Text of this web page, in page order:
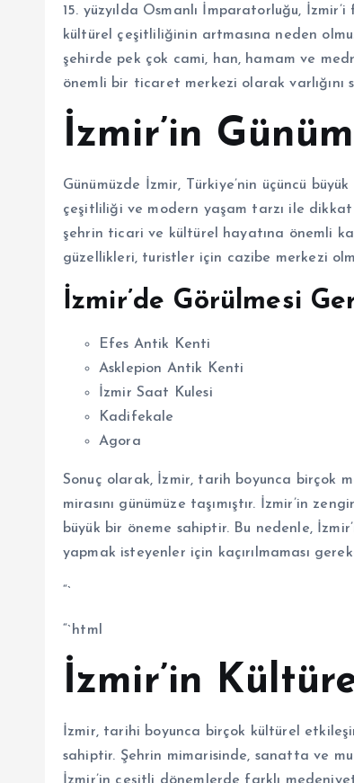
15. yüzyılda Osmanlı İmparatorluğu,
kültürel çeşitliliğinin artmasına neden
şehirde pek çok cami, han, hamam ve
önemli bir ticaret merkezi olarak varlığını
İzmir’in
Günümüzde İzmir, Türkiye’nin üçüncü
çeşitliliği ve modern yaşam tarzı ile
şehrin ticari ve kültürel hayatına önemli
güzellikleri, turistler için cazibe merkezi
İzmir’de Görülmesi
Efes Antik Kenti
Asklepion Antik Kenti
İzmir Saat Kulesi
Kadifekale
Agora
Sonuç olarak, İzmir, tarih boyunca birçok
mirasını günümüze taşımıştır. İzmir’in
büyük bir öneme sahiptir. Bu nedenle,
yapmak isteyenler için kaçırılmaması
“`
“`html
İzmir’in
İzmir, tarihi boyunca birçok kültürel
sahiptir. Şehrin mimarisinde, sanatta ve
İzmir’in çeşitli dönemlerde farklı